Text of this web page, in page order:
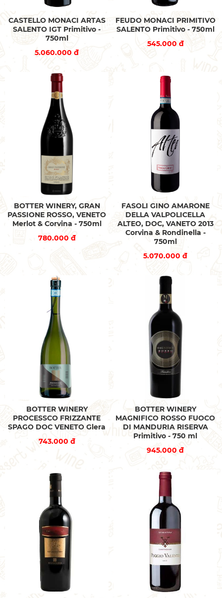
CASTELLO MONACI ARTAS
SALENTO IGT Primitivo -
750ml
5.060.000 đ
FEUDO MONACI PRIMITIVO
SALENTO Primitivo - 750ml
545.000 đ
BOTTER WINERY, GRAN
PASSIONE ROSSO, VENETO
Merlot & Corvina - 750ml
780.000 đ
FASOLI GINO AMARONE
DELLA VALPOLICELLA
ALTEO, DOC, VANETO 2013
Corvina & Rondinella -
750ml
5.070.000 đ
BOTTER WINERY
PROCESSCO FRIZZANTE
SPAGO DOC VENETO Glera
743.000 đ
BOTTER WINERY
MAGNIFICO ROSSO FUOCO
DI MANDURIA RISERVA
Primitivo - 750 ml
945.000 đ